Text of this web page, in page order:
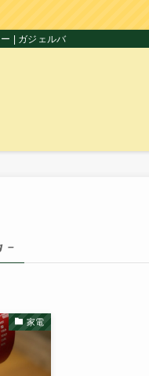
| ガジェルバ
–
家電